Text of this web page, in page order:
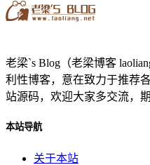
老梁`s Blog（老梁博客
利性博客，意在致力于推荐
站源码，欢迎大家多交流，
本站导航
关于本站